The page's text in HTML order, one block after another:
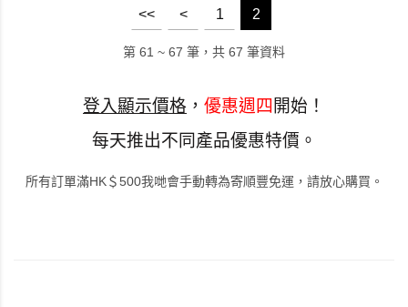
<< < 1 2
第 61 ~ 67 筆，共 67 筆資料
登入顯示價格 ， 優惠週四 開始！
每天推出不同產品優惠特價。
所有訂單滿HK＄500我哋會手動轉為寄順豐免運，請放心購買。